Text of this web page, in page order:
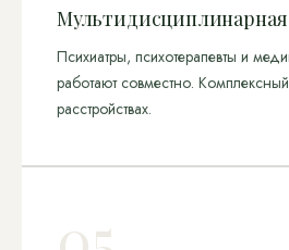
Психиатры, психотерапевты и
работают совместно.
расстройствах.